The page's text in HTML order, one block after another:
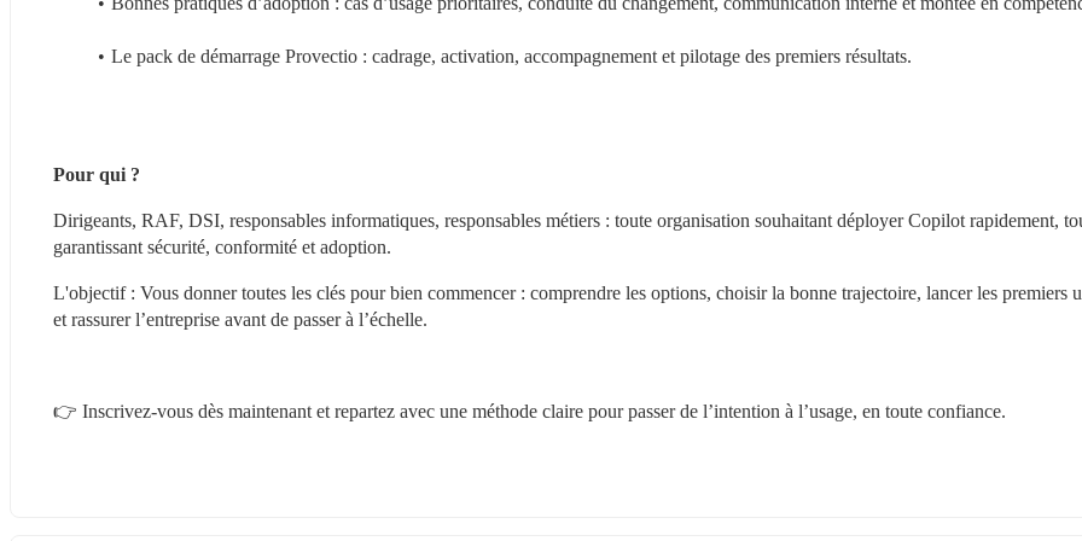
Le pack de démarrage Provectio : cadrage, activation, accompagnement et pilotage des premiers résultats.
Pour qui ?
Dirigeants, RAF, DSI, responsables informatiques, responsables métiers : toute organisation souhaitant déployer Copilot rapidement,
garantissant sécurité, conformité et adoption.
L'objectif : Vous donner toutes les clés pour bien commencer : comprendre les options, choisir la bonne trajectoire, lancer les premiers
et rassurer l’entreprise avant de passer à l’échelle.
👉 Inscrivez-vous dès maintenant et repartez avec une méthode claire pour passer de l’intention à l’usage, en toute confiance.